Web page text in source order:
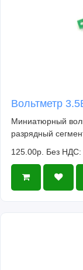
Вольтметр
Миниатюрный
разрядный
125.00р. Без НДС: